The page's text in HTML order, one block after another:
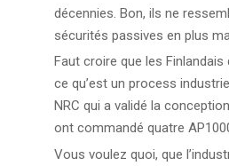
décennies. Bon, ils ne
sécurités passives en plus
Faut croire que les
ce qu’est un process
NRC qui a validé la
ont commandé quatre
Vous voulez quoi, que